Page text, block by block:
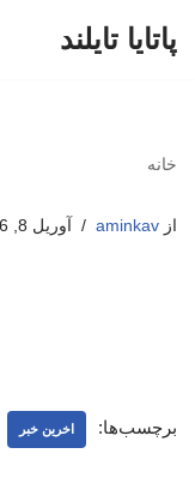
پاتایا تایلند
خانه
از aminkav آوریل 8, 2026
برچسب‌ها: اخرین خبر